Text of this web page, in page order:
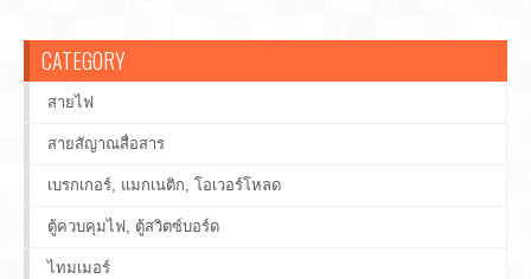
CATEGORY
สายไฟ
สายสัญาณสื่อสาร
เบรกเกอร์, แมกเนติก, โอเวอร์โหลด
ตู้ควบคุมไฟ, ตู้สวิตซ์บอร์ด
ไทมเมอร์